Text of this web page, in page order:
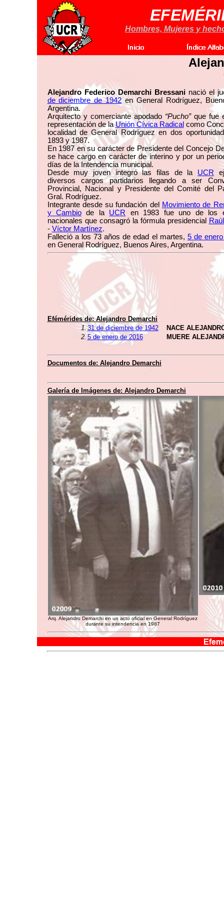
Hombres, Mujeres y
Alejandro Federico Demarchi Bressaninació el
de diciembre de 1942en General Rodríguez,
Argentina.
Arquitecto y comerciante apodado “Pucho”que fue
representación de laUnión Cívica Radical como
localidad de General Rodríguez en dos
1893 y 1987.
En 1987 en su carácter de Presidente del Concejo
se hace cargo en carácter de interino y por un
días de la Intendencia municipal.
Desde muy joven integró las filas de la UCR
diversos cargos partidarios llegando a ser
Provincial, Nacional y Presidente del Comité del
Gral. Rodríguez.
Integrante desde su fundación del
Movimiento de
y Cambiode la UCR en 1983 fue uno de los
nacionales que consagró la fórmula presidencial
- Víctor Martínez.
Falleció a los 73 años de edad el martes, 5 de
en General Rodríguez, Buenos Aires, Argentina.
Efémérides de:Alejandro Demarchi
1.31 de diciembre de 1942
NACE
2. 5 de enero de 2016 MUERE
Documentos de: Alejandro Demarchi
Galería de Imágenes de: Alejandro Demarchi
Arq. Alejandro Demarchi en un acto oficial en General Rodríguez
durante su intendencia en 1987